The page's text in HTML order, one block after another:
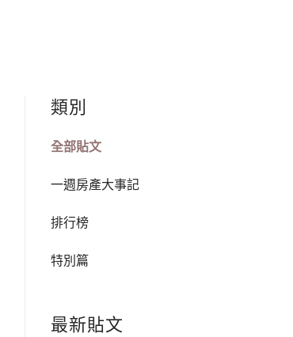
類別
全部貼文
一週房產大事記
排行榜
特別篇
最新貼文